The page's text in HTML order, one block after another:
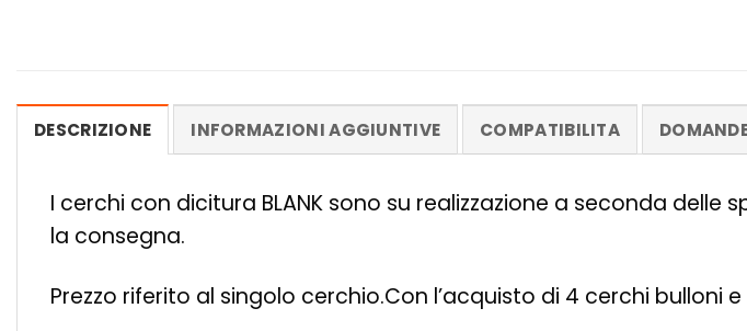
DESCRIZIONE INFORMAZIONI AGGIUNTIVE COMPATIBILITA
I cerchi con dicitura BLANK sono su realizzazione a seconda
la consegna.
Prezzo riferito al singolo cerchio.Con l’acquisto di 4 cerchi bulloni